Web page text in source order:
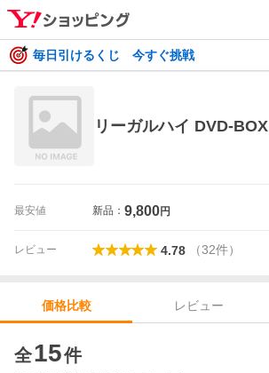
毎日引けるくじ 今すぐ挑戦
リーガルハイ DVD-BOX
最安値 新品： 9,800円
レビュー 4.78 （32件）
価格比較 レビュー
全15件